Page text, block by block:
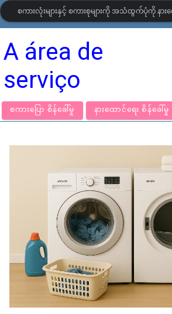
LanguageGuide.org•ပေါ်တူဂီ ရုပ်ပြ
A área de
serviço
စကားပြော စိန်ခေါ်မှု နားထောင်ရေး စိ
စကားလုံးများနှင့် စကားစုများကို အသံထွက်ပုံကို နား